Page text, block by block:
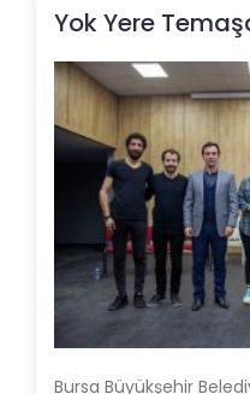
Yok Yere
Bursa Büyükşehir